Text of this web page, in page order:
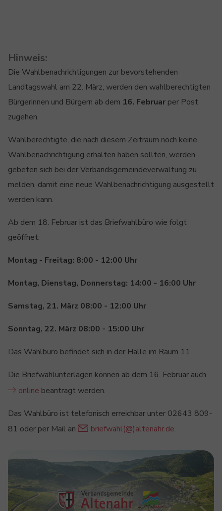
Hinweis:
Die Wahlbenachrichtigungen zur bevorstehenden
Landtagswahl am 22. März, werden den wahlberechtigten
Bürgerinnen und Bürgern ab dem 16. Februar per Post
zugehen.
Wahlberechtigte, die nach diesem Zeitraum noch keine
Wahlbenachrichtigung erhalten haben sollten, werden
gebeten sich bei der Verbandsgemeindeverwaltung zu
melden, damit eine neue Wahlbenachrichtigung ausgestellt
werden kann.
Ab dem 18. Februar ist das Briefwahlbüro wie folgt
geöffnet:
Montag - Freitag: 8:00 - 12:00 Uhr
Montag, Dienstag, Donnerstag: 14:00 - 16:00 Uhr
Samstag, 21. März 08:00 - 12:00 Uhr
Sonntag, 22. März 08:00 - 15:00 Uhr
Das Wahlbüro befindet sich in der Halle im Raum 11.
Die Briefwahlunterlagen können ab dem 16. Februar auch
online beantragt werden.
Das Wahlbüro ist telefonisch erreichbar unter 02643 809-
81 oder per Mail an
briefwahl(@)altenahr.de.